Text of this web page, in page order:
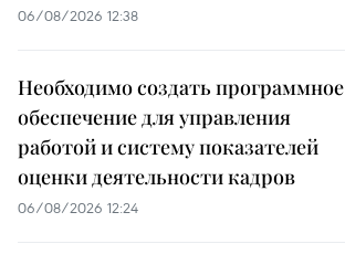
06/08/2026 12:38
Необходимо создать программное
обеспечение для управления
работой и систему показателей
оценки деятельности кадров
06/08/2026 12:24